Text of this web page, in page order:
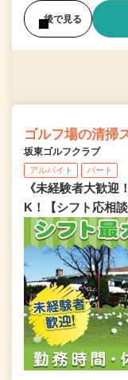
後で見る
ゴルフ場の清掃
坂東ゴルフクラブ
アルバイト パート
《未経験者大歓迎
K！【シフト応相談